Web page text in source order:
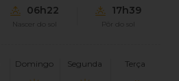
06h22
Nascer do sol
17h39
Pôr do sol
Domingo Segunda Terça